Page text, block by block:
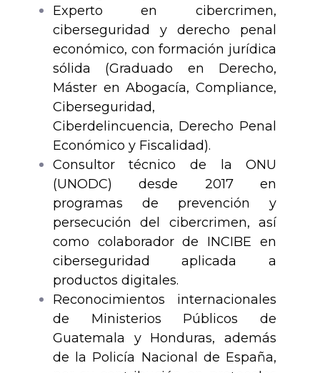
Experto en cibercrimen,
ciberseguridad y derecho penal
económico, con formación jurídica
sólida (Graduado en Derecho,
Máster en Abogacía, Compliance,
Ciberseguridad,
Ciberdelincuencia, Derecho Penal
Económico y Fiscalidad).
Consultor técnico de la ONU
(UNODC) desde 2017 en
programas de prevención y
persecución del cibercrimen, así
como colaborador de INCIBE en
ciberseguridad aplicada a
productos digitales.
Reconocimientos internacionales
de Ministerios Públicos de
Guatemala y Honduras, además
de la Policía Nacional de España,